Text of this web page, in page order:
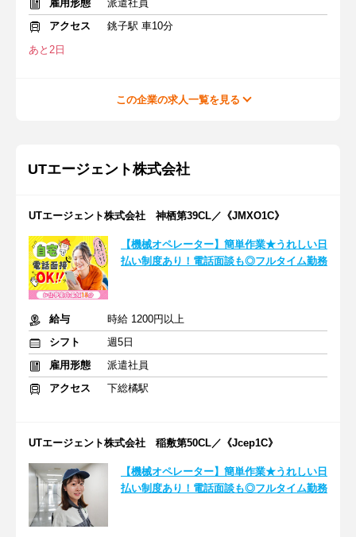
雇用形態
派遣社員
アクセス
銚子駅 車10分
あと2日
この企業の求人一覧を見る
UTエージェント株式会社
UTエージェント株式会社 神栖第39CL／《JMXO1C》
【機械オペレーター】簡単作業★うれしい日
払い制度あり！電話面談も◎フルタイム勤務
給与
時給 1200円以上
シフト
週5日
雇用形態
派遣社員
アクセス
下総橘駅
UTエージェント株式会社 稲敷第50CL／《Jcep1C》
【機械オペレーター】簡単作業★うれしい日
払い制度あり！電話面談も◎フルタイム勤務